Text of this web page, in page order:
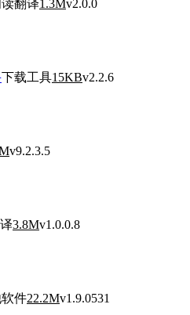
读翻译1.3Mv2.0.0
下载工具15KBv2.2.6
v9.2.3.5
3.8Mv1.0.0.8
件22.2Mv1.9.0531